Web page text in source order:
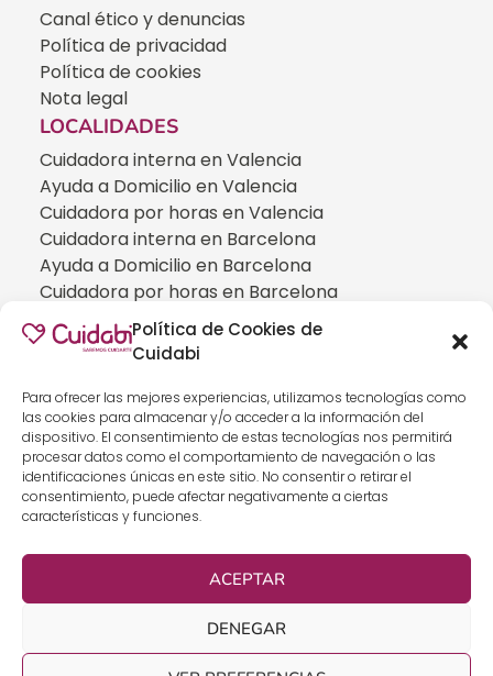
Política de Cookies de
Cuidabi
Para ofrecer las mejores experiencias, utilizamos tecnologías como
las cookies para almacenar y/o acceder a la información del
dispositivo. El consentimiento de estas tecnologías nos permitirá
procesar datos como el comportamiento de navegación o las
identificaciones únicas en este sitio. No consentir o retirar el
consentimiento, puede afectar negativamente a ciertas
características y funciones.
ACEPTAR
DENEGAR
Canal ético y denuncias
Política de privacidad
Política de cookies
Nota legal
LOCALIDADES
Cuidadora interna en Valencia
Ayuda a Domicilio en Valencia
Cuidadora por horas en Valencia
Cuidadora interna en Barcelona
Ayuda a Domicilio en Barcelona
Cuidadora por horas en Barcelona
Cuidadora interna en Madrid
Ayuda a Domicilio en Madrid
CUIDADOS ESPECIALIZADOS
Cuidadoras de personas con Alzheimer
Cuidadoras de personas con Parkinson
Cuidadoras de personas con ELA
Cuidados especializados para personas que
Cuidados especializados para personas con